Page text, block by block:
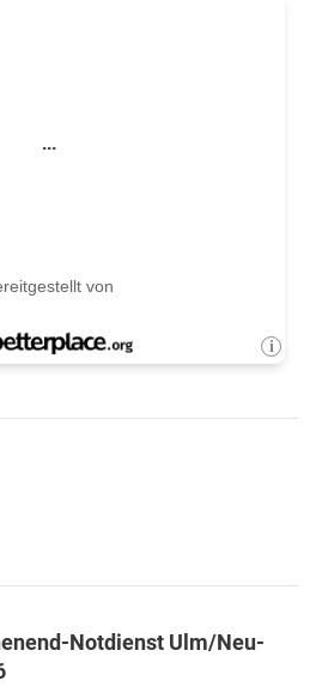
Notdienst Ulm/Neu-